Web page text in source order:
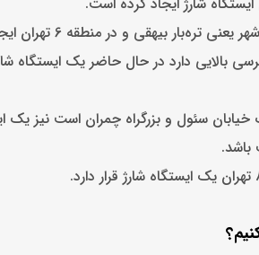
بیهقی و در منطقه 6 تهران ایجاد شده است.
9 تهران که دسترسی بالایی دارد در حال حاضر
خیابان سئول و بزرگراه چمران است نیز
باشد.